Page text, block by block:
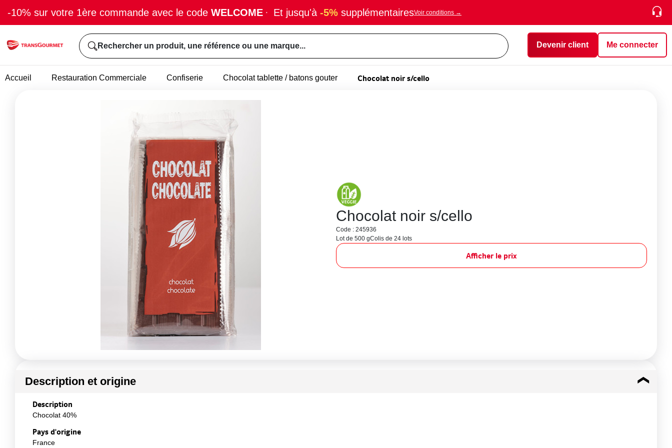
-10% sur votre 1ère commande avec le code WELCOME · Et jusqu'à -5% supplémentairesVoir conditions →
Rechercher un produit, une référence ou une marque... Devenir client Me connecter
Accueil Restauration Commerciale Confiserie Chocolat tablette / batons gouter Chocolat noir s/cello
Chocolat noir s/cello
Code : 245936
Lot de 500 gColis de 24 lots
Afficher le prix
Description et origine
Description
Chocolat 40%
Pays d'origine
France